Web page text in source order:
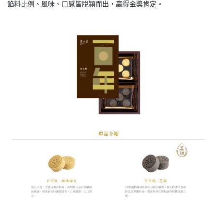
餡料比例、風味、口感皆脫潁而出，贏得金獎肯定。